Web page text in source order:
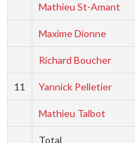
Mathieu St-Amant
Maxime Dionne
Richard Boucher
11 Yannick Pelletier
Mathieu Talbot
Total